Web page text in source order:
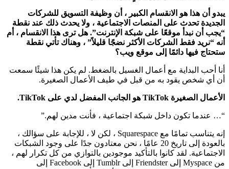
يبدو أن هذا هو الانقسام الكبير ، أن وظيفة التسويق للشركات
الجديدة تحدث على المنصات الاجتماعية ، ولا يحدث ذلك عند نقطة
“يجب أن نبدأ موقعًا على شبكة الإنترنت”. هل ترى هذا الانقسام ، أم
أنه “نريد فقط الشركات الأكثر نضجًا قليلاً” ، وهناك تأتي نقطة
ستحتاج فيها دائمًا إلى موقع ويب؟
أنا أحب البداية مع أعمال الغسيل بالضغط. لم يكن هذا شيئًا سمعت
أن أي شخص يقود به من قبل في طيف الأعمال الصغيرة.
الأعمال الصغيرة TikTok هو الجانب المفضل لدي على TikTok.
“… عندما تكون داخل شبكة اجتماعية ، فأنت مدين لهم.”
إنه يتناسب تمامًا مع Squarespace ، لكن لا ، للإجابة على سؤالك ،
بالعودة إلى تاريخ 20 عامًا ، نحن معتادون جدًا على وجود الشبكات
الاجتماعية. لقد كانوا بالتأكيد موجودين بالتوازي من كل تكرار لهم ،
من Myspace إلى Friendster إلى Tumblr إلى Facebook إلى